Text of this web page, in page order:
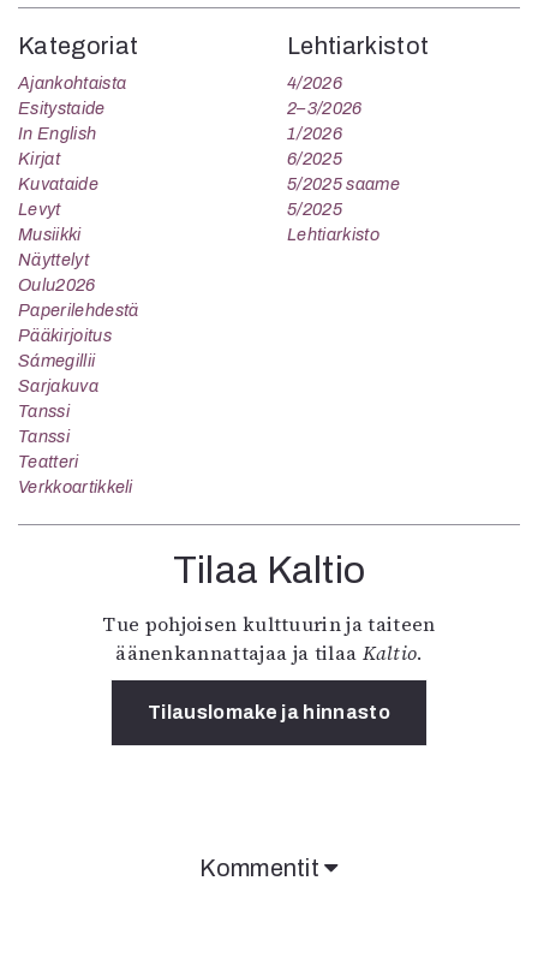
Kategoriat
Ajankohtaista
Esitystaide
In English
Kirjat
Kuvataide
Levyt
Musiikki
Näyttelyt
Oulu2026
Paperilehdestä
Pääkirjoitus
Sámegillii
Sarjakuva
Tanssi
Tanssi
Teatteri
Verkkoartikkeli
Lehtiarkistot
4/2026
2–3/2026
1/2026
6/2025
5/2025 saame
5/2025
Lehtiarkisto
Tilaa Kaltio
Tue pohjoisen kulttuurin ja taiteen
äänenkannattajaa ja tilaa Kaltio.
Tilauslomake ja hinnasto
Kommentit